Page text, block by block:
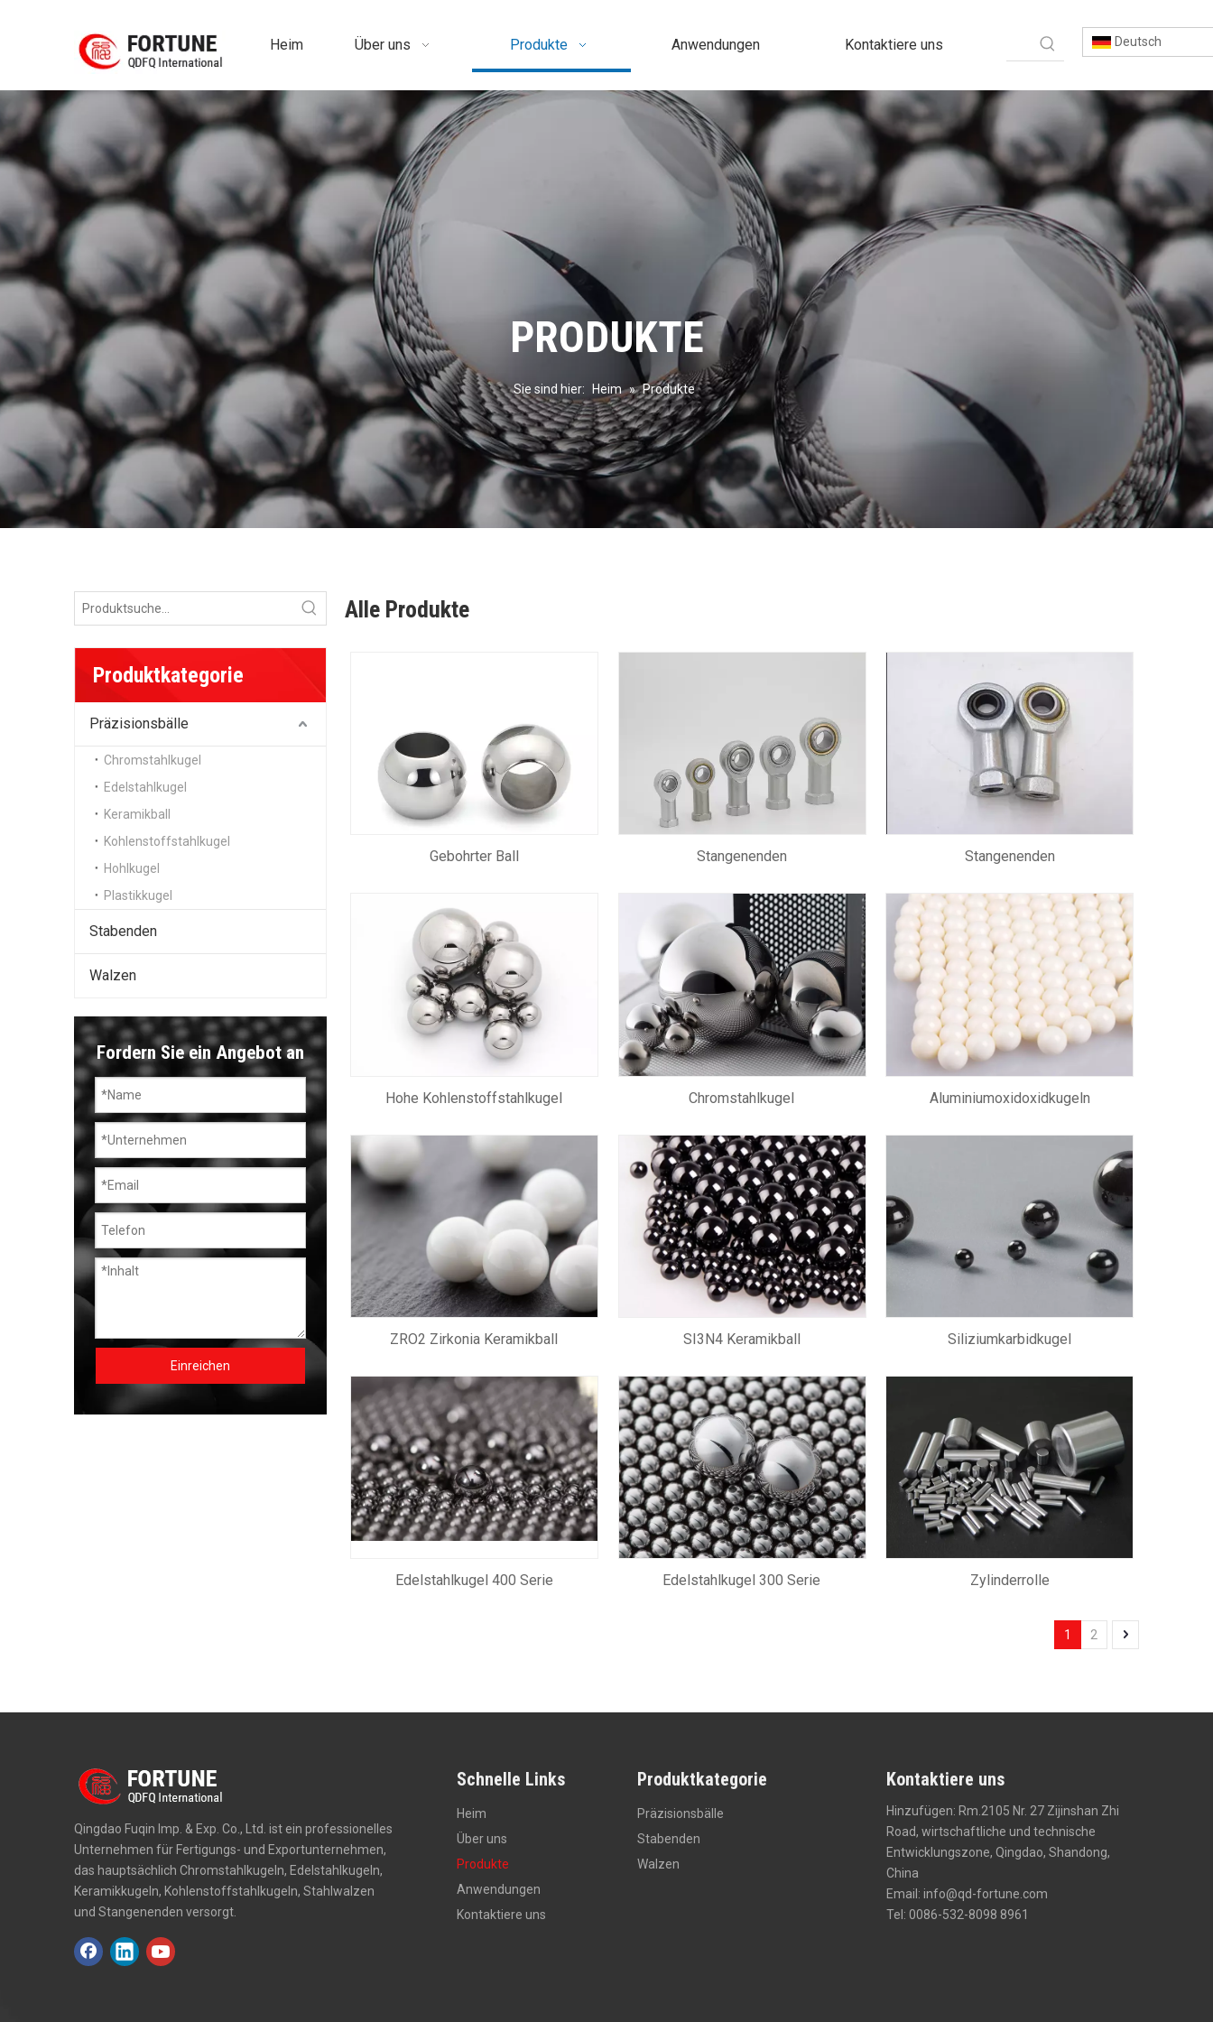
Heim Über uns Produkte Anwendungen Kontaktiere uns Deutsch
PRODUKTE
Sie sind hier: Heim » Produkte
Produktkategorie
Präzisionsbälle
Chromstahlkugel
Edelstahlkugel
Keramikball
Kohlenstoffstahlkugel
Hohlkugel
Plastikkugel
Stabenden
Walzen
Fordern Sie ein Angebot an
Einreichen
Alle Produkte
Gebohrter Ball Stangenenden Stangenenden
Hohe Kohlenstoffstahlkugel Chromstahlkugel Aluminiumoxidoxidkugeln
ZRO2 Zirkonia Keramikball SI3N4 Keramikball Siliziumkarbidkugel
Edelstahlkugel 400 Serie Edelstahlkugel 300 Serie Zylinderrolle
1 2
Qingdao Fuqin Imp. & Exp. Co., Ltd. ist ein professionelles
Unternehmen für Fertigungs- und Exportunternehmen,
das hauptsächlich Chromstahlkugeln, Edelstahlkugeln,
Keramikkugeln, Kohlenstoffstahlkugeln, Stahlwalzen
und Stangenenden versorgt.
Schnelle Links
Heim
Über uns
Produkte
Anwendungen
Kontaktiere uns
Produktkategorie
Präzisionsbälle
Stabenden
Walzen
Kontaktiere uns
Hinzufügen: Rm.2105 Nr. 27 Zijinshan Zhi
Road, wirtschaftliche und technische
Entwicklungszone, Qingdao, Shandong,
China
Email: info@qd-fortune.com
Tel: 0086-532-8098 8961